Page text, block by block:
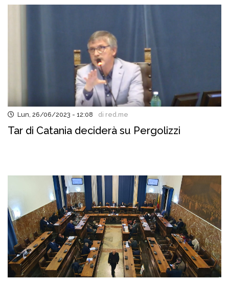
Lun, 26/06/2023 - 12:08 di red.me
Tar di Catania deciderà su Pergolizzi